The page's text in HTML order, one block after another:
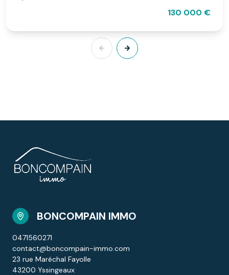
130 000 €
BONCOMPAIN IMMO
0471560271
contact@boncompain-immo.com
23 rue Maréchal Fayolle
43200 Yssingeaux